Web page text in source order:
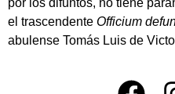
por los difuntos, no tiene
el trascendente Officium
abulense Tomás Luis de